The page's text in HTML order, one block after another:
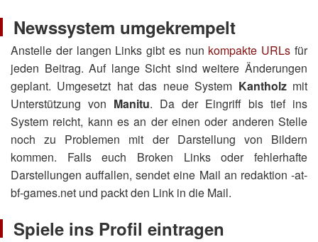
Newssystem umgekrempelt
Anstelle der langen Links gibt es nun kompakte URLs für
jeden Beitrag. Auf lange Sicht sind weitere Änderungen
geplant. Umgesetzt hat das neue System Kantholzmit
Unterstützung von Manitu. Da der Eingriff bis tief ins
System reicht, kann es an der einen oder anderen Stelle
noch zu Problemen mit der Darstellung von Bildern
kommen. Falls euch Broken Links oder fehlerhafte
Darstellungen auffallen, sendet eine Mail an redaktion -at-
bf-games.net und packt den Link in die Mail.
Spiele ins Profil eintragen